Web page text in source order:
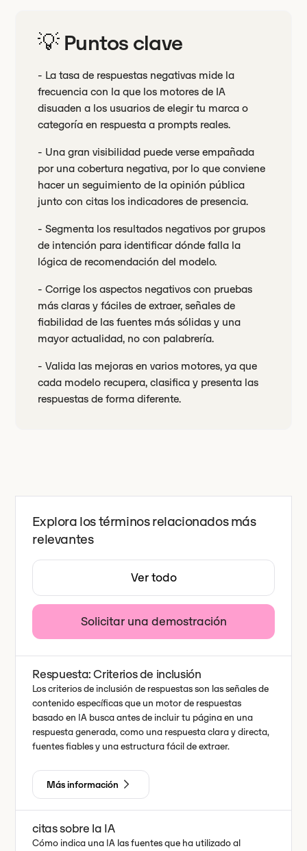
💡 Puntos clave
- La tasa de respuestas negativas mide la
frecuencia con la que los motores de IA
disuaden a los usuarios de elegir tu marca o
categoría en respuesta a prompts reales.
- Una gran visibilidad puede verse empañada
por una cobertura negativa, por lo que conviene
hacer un seguimiento de la opinión pública
junto con citas los indicadores de presencia.
- Segmenta los resultados negativos por grupos
de intención para identificar dónde falla la
lógica de recomendación del modelo.
- Corrige los aspectos negativos con pruebas
más claras y fáciles de extraer, señales de
fiabilidad de las fuentes más sólidas y una
mayor actualidad, no con palabrería.
- Valida las mejoras en varios motores, ya que
cada modelo recupera, clasifica y presenta las
respuestas de forma diferente.
Explora los términos relacionados más
relevantes
Ver todo
Solicitar una demostración
Respuesta: Criterios de inclusión
Los criterios de inclusión de respuestas son las señales de
contenido específicas que un motor de respuestas
basado en IA busca antes de incluir tu página en una
respuesta generada, como una respuesta clara y directa,
fuentes fiables y una estructura fácil de extraer.
Más información
citas sobre la IA
Cómo indica una IA las fuentes que ha utilizado al